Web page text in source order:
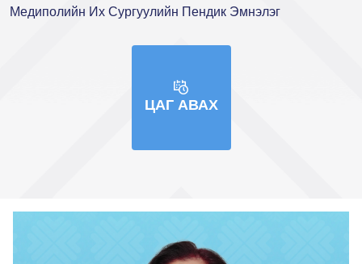
Медиполийн Их Сургуулийн Пендик Эмнэлэг
ЦАГ АВАХ